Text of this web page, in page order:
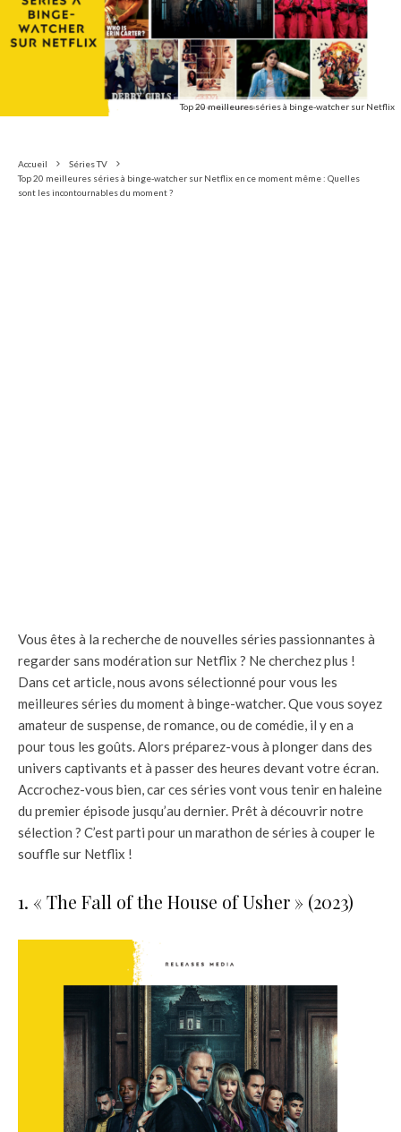
Top 20 meilleures séries à binge-watcher sur Netflix
Accueil
Séries TV
Top 20 meilleures séries à binge-watcher sur Netflix en ce moment même : Quelles
sont les incontournables du moment ?
Vous êtes à la recherche de nouvelles séries passionnantes à
regarder sans modération sur Netflix ? Ne cherchez plus !
Dans cet article, nous avons sélectionné pour vous les
meilleures séries du moment à binge-watcher. Que vous soyez
amateur de suspense, de romance, ou de comédie, il y en a
pour tous les goûts. Alors préparez-vous à plonger dans des
univers captivants et à passer des heures devant votre écran.
Accrochez-vous bien, car ces séries vont vous tenir en haleine
du premier épisode jusqu’au dernier. Prêt à découvrir notre
sélection ? C’est parti pour un marathon de séries à couper le
souffle sur Netflix !
1. « The Fall of the House of Usher » (2023)